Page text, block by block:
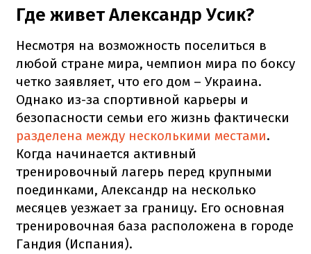
Где живет Александр Усик?
Несмотря на возможность поселиться в
любой стране мира, чемпион мира по боксу
четко заявляет, что его дом – Украина.
Однако из-за спортивной карьеры и
безопасности семьи его жизнь фактически
разделена между несколькими местами.
Когда начинается активный
тренировочный лагерь перед крупными
поединками, Александр на несколько
месяцев уезжает за границу. Его основная
тренировочная база расположена в городе
Гандия (Испания).